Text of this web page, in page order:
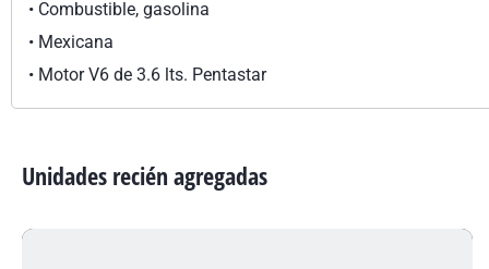
•⁠ ⁠Combustible, gasolina
•⁠ ⁠Mexicana
•⁠ ⁠Motor V6 de 3.6 lts. Pentastar
Unidades recién agregadas